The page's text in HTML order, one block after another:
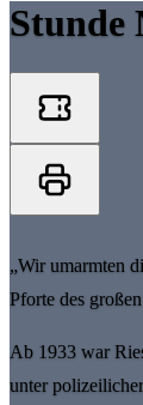
Stunde
„Wir umarmten
Pforte des
Ab 1933 war
unter